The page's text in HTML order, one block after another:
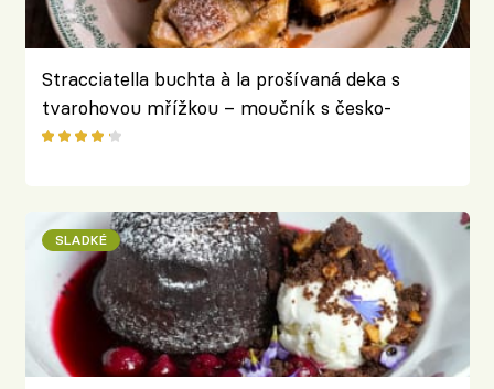
Stracciatella buchta à la prošívaná deka s
tvarohovou mřížkou – moučník s česko-
italským šmrncem
SLADKÉ